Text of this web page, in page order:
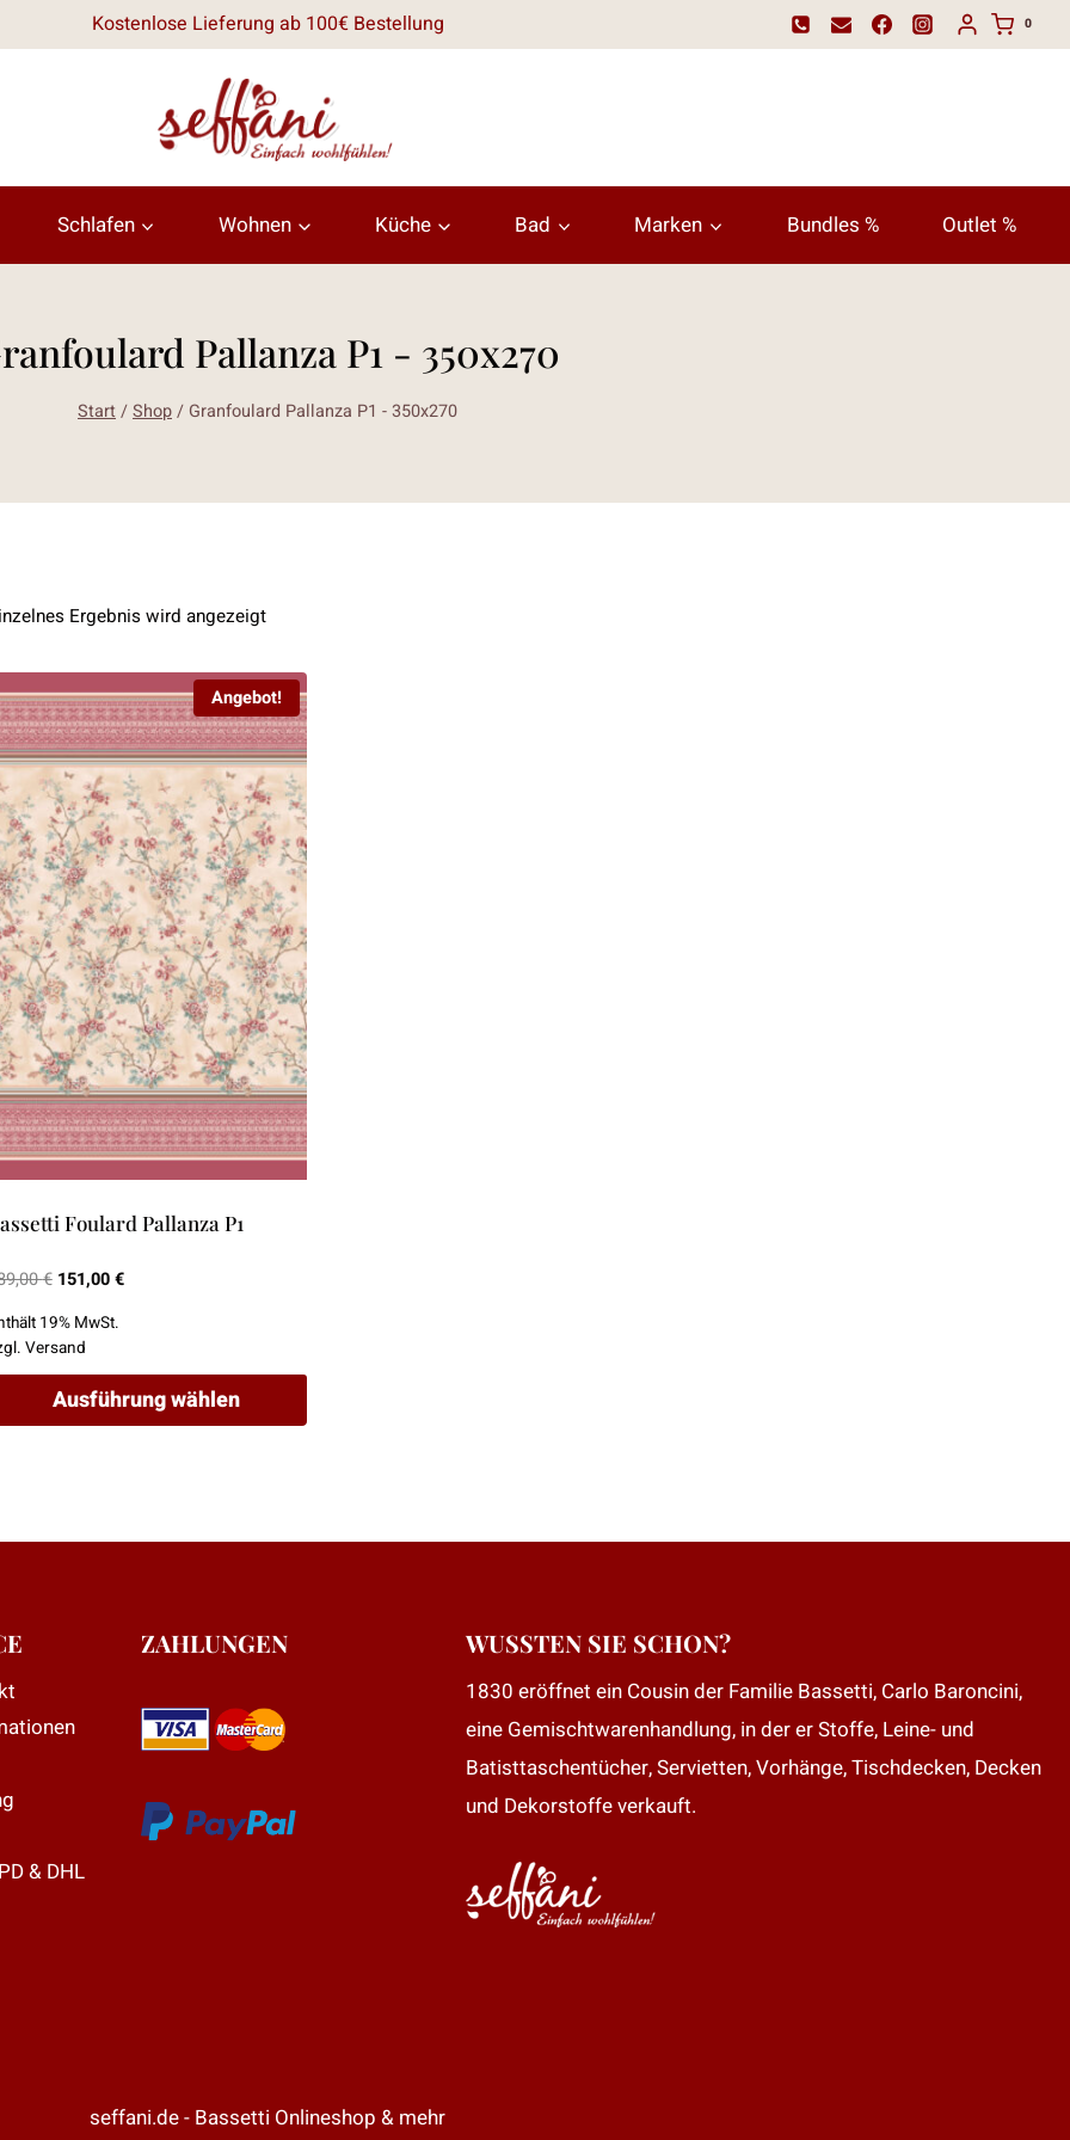
Kostenlose Lieferung ab 100€ Bestellung 0
Schlafen Wohnen Küche Bad Marken Bundles % Outlet %
Pallanza P1 - 350x270
Start/Shop/ Granfoulard Pallanza P1 - 350x270
Ergebnis wird angezeigt
Angebot!
Foulard Pallanza P1
€ Ursprünglicher
war:
189,00 €
151,00€Aktueller
19% MwSt.
Versand
Ausführung wählen
& DHL
ZAHLUNGEN WUSSTEN SIE SCHON?
1830 eröffnet ein Cousin der Familie Bassetti, Carlo Baroncini,
eine Gemischtwarenhandlung, in der er Stoffe, Leine- und
Batisttaschentücher, Servietten, Vorhänge, Tischdecken, Decken
und Dekorstoffe verkauft.
seffani.de - Bassetti Onlineshop & mehr